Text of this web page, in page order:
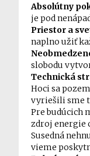
Absolútny
je pod
Priestor a
naplno užiť
slobodu
Technická
Hoci sa
vyriešili sme
Pre budúcich
zdroj energie
Susedná
vieme